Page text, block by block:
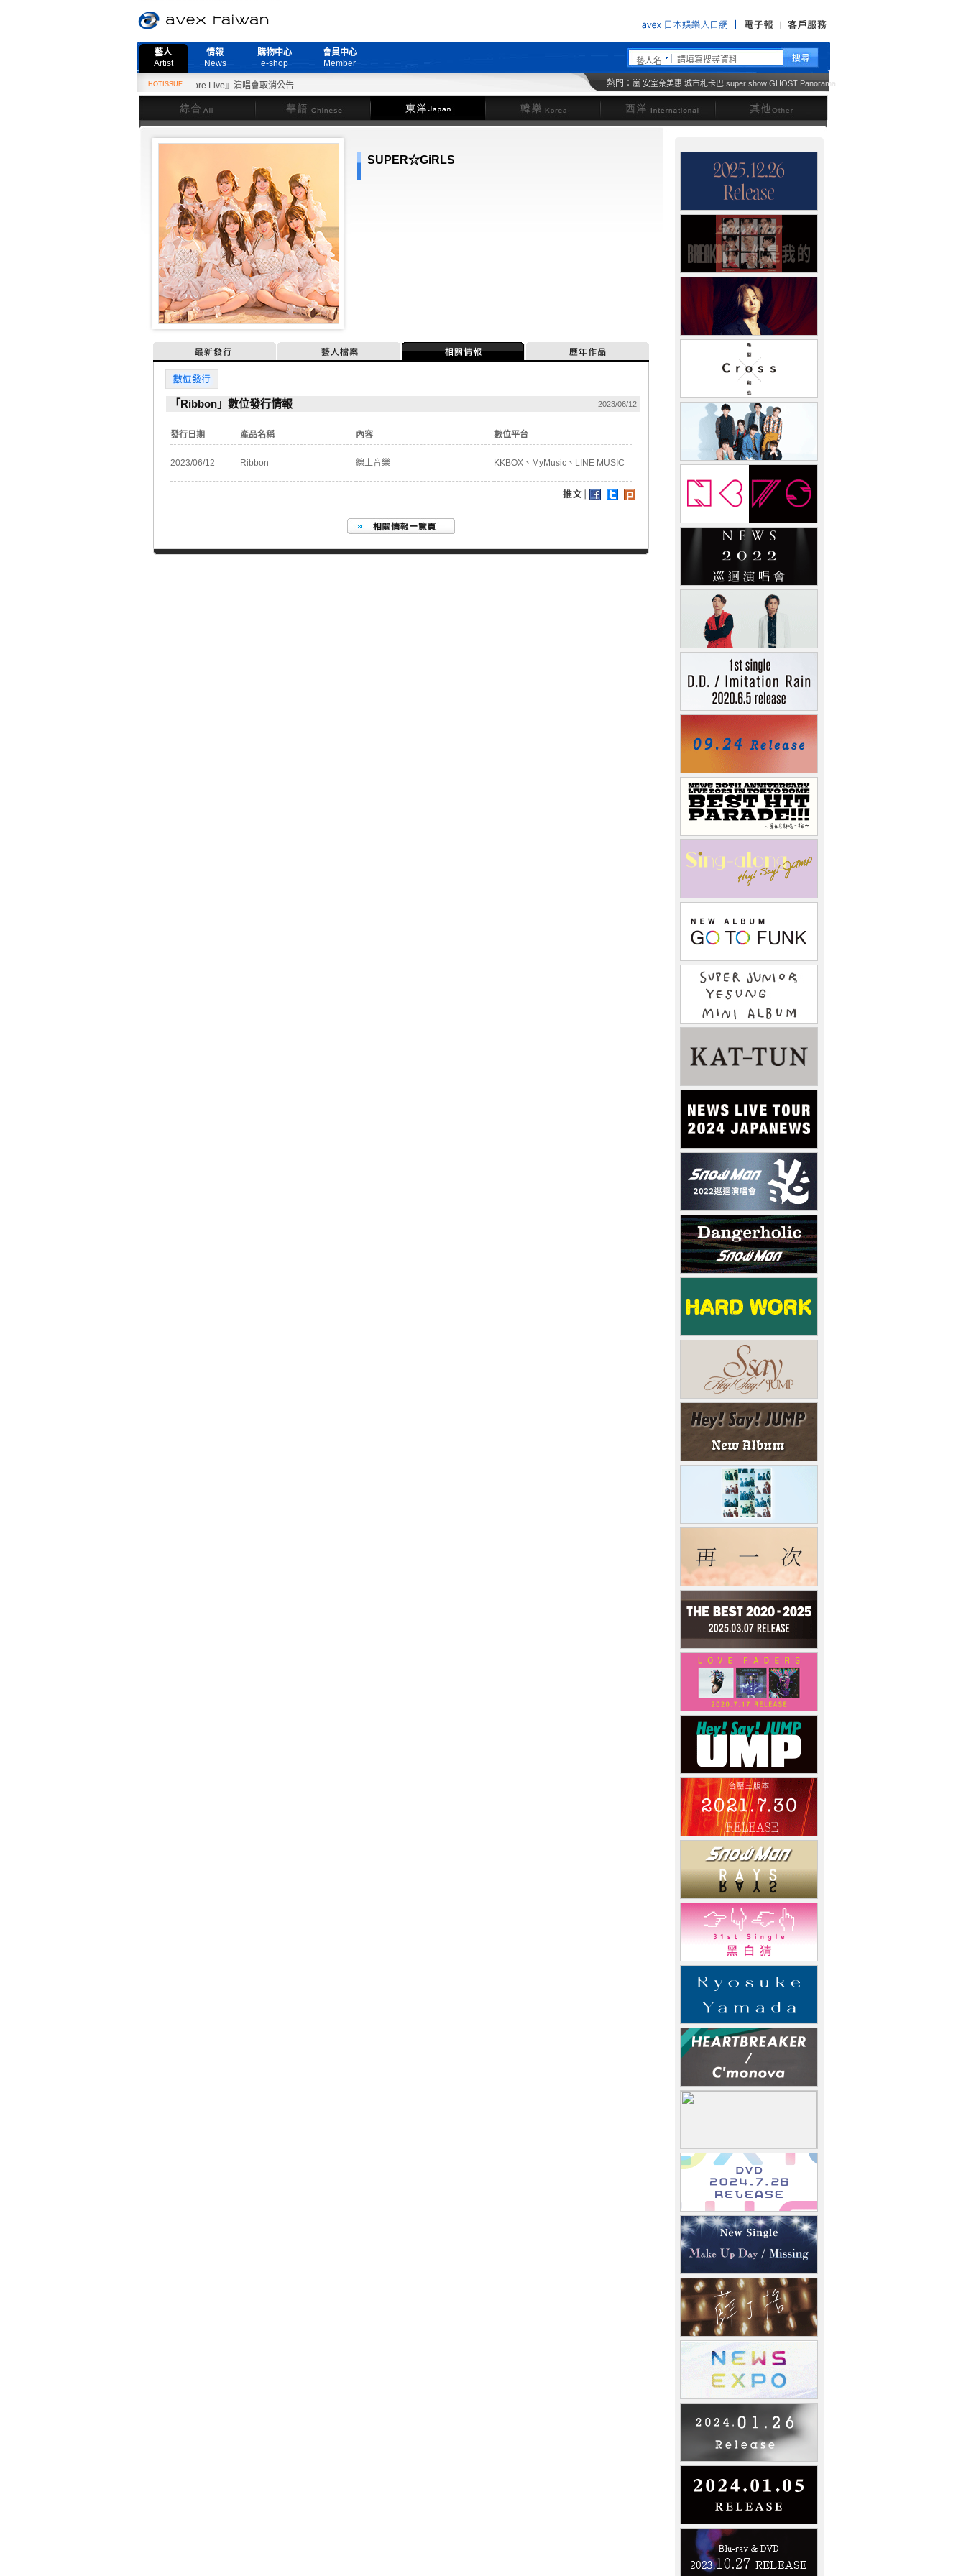
藝人
Artist
情報
News
購物中心
e-shop
會員中心
Member
藝人名
HOTISSUE
2月27日『Need More Live』演唱會取消公告 熱門： 嵐 安室奈美惠 城市札卡巴 super show GHOST Panorama
綜合 華語 東洋 韓樂 其他
SUPER☆GiRLS
最新發行 藝人檔案 相關情報 歷年作品
數位發行
「Ribbon」數位發行情報 2023/06/12
發行日期 產品名稱 內容 數位平台
2023/06/12 Ribbon 線上音樂 KKBOX、MyMusic、LINE MUSIC